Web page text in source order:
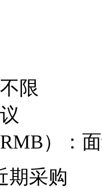
不限
）：
期采购